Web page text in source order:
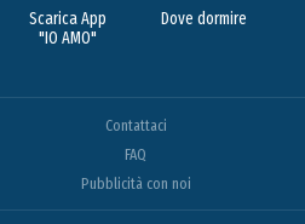
Scarica App
"IO AMO"
Dove dormire
Contattaci
FAQ
Pubblicità con noi